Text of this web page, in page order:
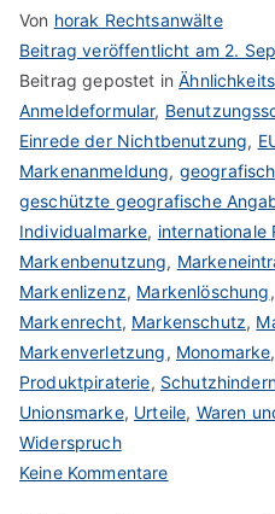
Von horak Rechtsanwälte
Beitrag veröffentlicht am 2.
Beitrag gepostet in
Anmeldeformular,
Einrede der Nichtbenutzung,
Markenanmeldung,
geschützte geografische
Individualmarke, internationale
Markenbenutzung,
Markenlizenz, Markenlöschung,
Markenrecht, Markenschutz,
Markenverletzung, Monomarke,
Produktpiraterie,
Unionsmarke, Urteile, Waren
Widerspruch
Keine Kommentarezu